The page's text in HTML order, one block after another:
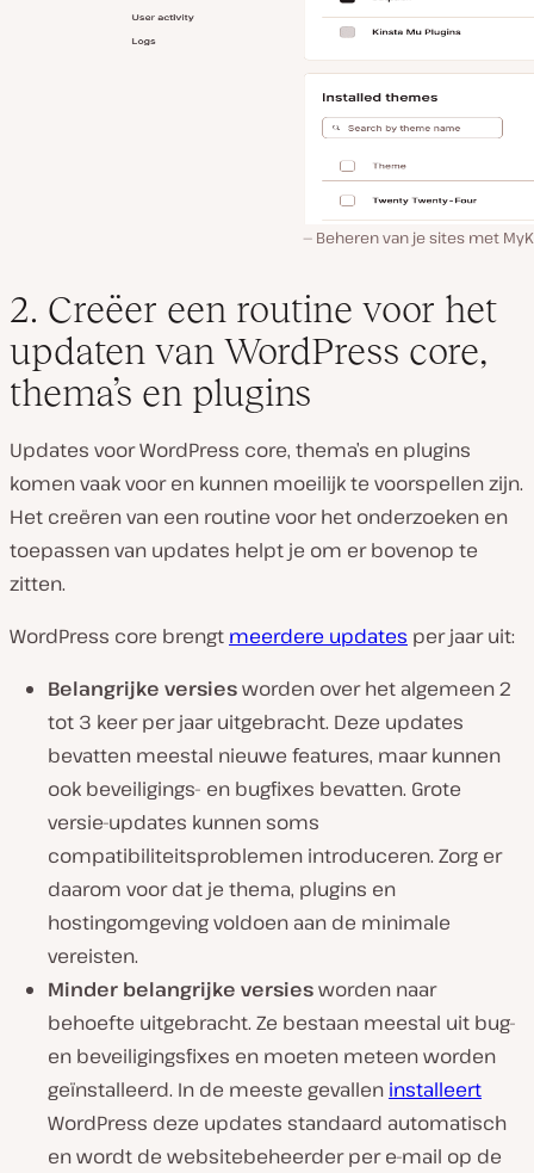
Beheren van je sites met
2. Creëer een routine voor het
updaten van WordPress core,
thema’s en plugins
Updates voor WordPress core, thema’s en plugins
komen vaak voor en kunnen moeilijk te voorspellen zijn.
Het creëren van een routine voor het onderzoeken en
toepassen van updates helpt je om er bovenop te
zitten.
WordPress core brengt meerdere updates per jaar uit:
Belangrijke versiesworden over het algemeen 2
tot 3 keer per jaar uitgebracht. Deze updates
bevatten meestal nieuwe features, maar kunnen
ook beveiligings- en bugfixes bevatten. Grote
versie-updates kunnen soms
compatibiliteitsproblemen introduceren. Zorg er
daarom voor dat je thema, plugins en
hostingomgeving voldoen aan de minimale
vereisten.
Minder belangrijke versiesworden naar
behoefte uitgebracht. Ze bestaan meestal uit bug-
en beveiligingsfixes en moeten meteen worden
geïnstalleerd. In de meeste gevallen installeert
WordPress deze updates standaard automatisch
en wordt de websitebeheerder per e-mail op de